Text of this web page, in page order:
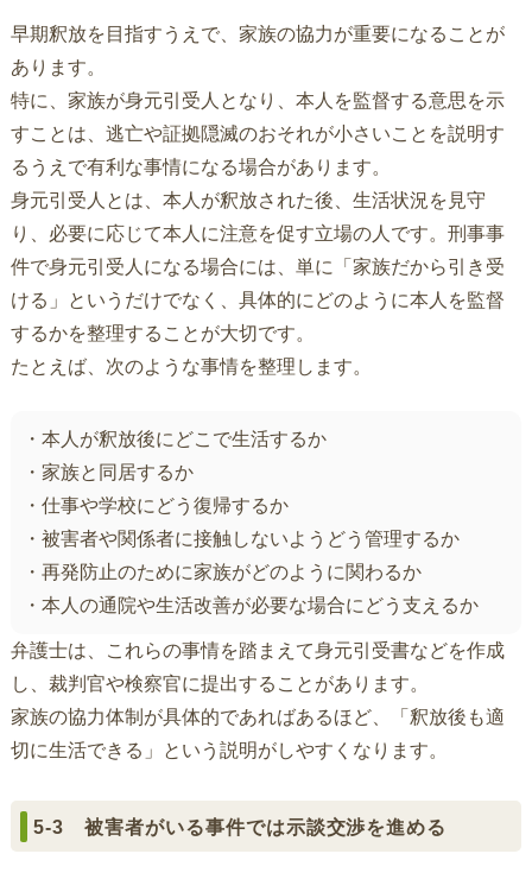
早期釈放を目指すうえで、家族の協力が重要になることが
あります。
特に、家族が身元引受人となり、本人を監督する意思を示
すことは、逃亡や証拠隠滅のおそれが小さいことを説明す
るうえで有利な事情になる場合があります。
身元引受人とは、本人が釈放された後、生活状況を見守
り、必要に応じて本人に注意を促す立場の人です。刑事事
件で身元引受人になる場合には、単に「家族だから引き受
ける」というだけでなく、具体的にどのように本人を監督
するかを整理することが大切です。
たとえば、次のような事情を整理します。
・本人が釈放後にどこで生活するか
・家族と同居するか
・仕事や学校にどう復帰するか
・被害者や関係者に接触しないようどう管理するか
・再発防止のために家族がどのように関わるか
・本人の通院や生活改善が必要な場合にどう支えるか
弁護士は、これらの事情を踏まえて身元引受書などを作成
し、裁判官や検察官に提出することがあります。
家族の協力体制が具体的であればあるほど、「釈放後も適
切に生活できる」という説明がしやすくなります。
5-3 被害者がいる事件では示談交渉を進める